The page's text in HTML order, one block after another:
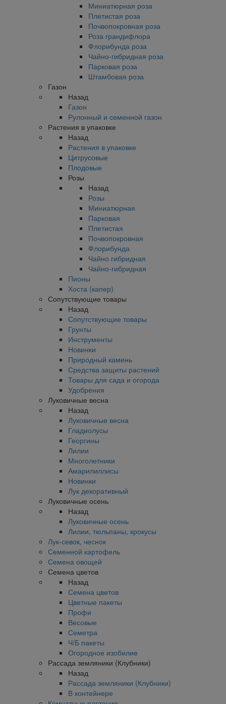
Миниатюрная роза
Плетистая роза
Почвопокровная роза
Роза грандифлора
Флорибунда роза
Чайно-гибридная роза
Парковая роза
Штамбовая роза
Газон
Назад
Газон
Рулонный и семенной газон
Растения в упаковке
Назад
Растения в упаковке
Цитрусовые
Плодовые
Розы
Назад
Розы
Миниатюрная
Парковая
Плетистая
Почвопокровная
Флорибунда
Чайно гибридная
Чайно-гибридная
Пионы
Хоста (капер)
Сопутствующие товары
Назад
Сопутствующие товары
Грунты
Инструменты
Новинки
Природный камень
Средства защиты растений
Товары для сада и огорода
Удобрения
Луковичные весна
Назад
Луковичные весна
Гладиолусы
Георгины
Лилии
Многолетники
Амарилиллисы
Новинки
Лук декоративный
Луковичные осень
Назад
Луковичные осень
Лилии, тюльпаны, крокусы
Лук-севок, чеснок
Семенной картофель
Семена овощей
Семена цветов
Назад
Семена цветов
Цветные пакеты
Профи
Весовые
Семетра
Ч/Б пакеты
Огородное изобилие
Рассада земляники (Клубники)
Назад
Рассада земляники (Клубники)
В контейнере